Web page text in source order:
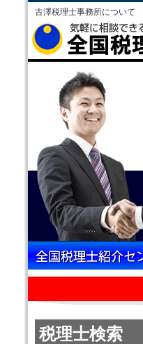
古澤税理士事務所について
税理士検索